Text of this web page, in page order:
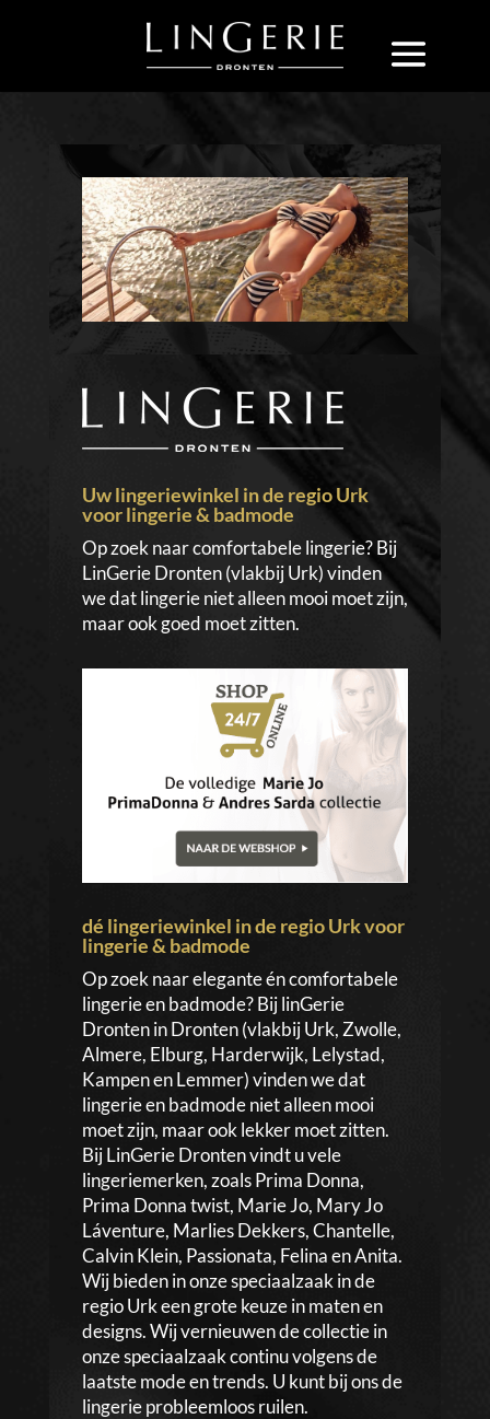
Uw lingeriewinkel in de regio Urk
voor lingerie & badmode
Op zoek naar comfortabele lingerie? Bij
LinGerie Dronten (vlakbij Urk) vinden
we dat lingerie niet alleen mooi moet zijn,
maar ook goed moet zitten.
dé lingeriewinkel in de regio Urk voor
lingerie & badmode
Op zoek naar elegante én comfortabele
lingerie en badmode? Bij linGerie
Dronten in Dronten (vlakbij Urk, Zwolle,
Almere, Elburg, Harderwijk, Lelystad,
Kampen en Lemmer) vinden we dat
lingerie en badmode niet alleen mooi
moet zijn, maar ook lekker moet zitten.
Bij LinGerie Dronten vindt u vele
lingeriemerken, zoals Prima Donna,
Prima Donna twist, Marie Jo, Mary Jo
Láventure, Marlies Dekkers, Chantelle,
Calvin Klein, Passionata, Felina en Anita.
Wij bieden in onze speciaalzaak in de
regio Urk een grote keuze in maten en
designs. Wij vernieuwen de collectie in
onze speciaalzaak continu volgens de
laatste mode en trends. U kunt bij ons de
lingerie probleemloos ruilen.